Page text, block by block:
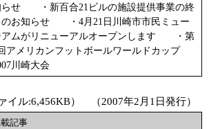
らせ ・新百合21ビルの施設提供事業の終
のお知らせ ・4月21日川崎市市民ミュー
アムがリニューアルオープンします ・第
アメリカンフットボールワールドカップ
川崎大会
ァイル:6,456KB） （2007年2月1日発行）
記事